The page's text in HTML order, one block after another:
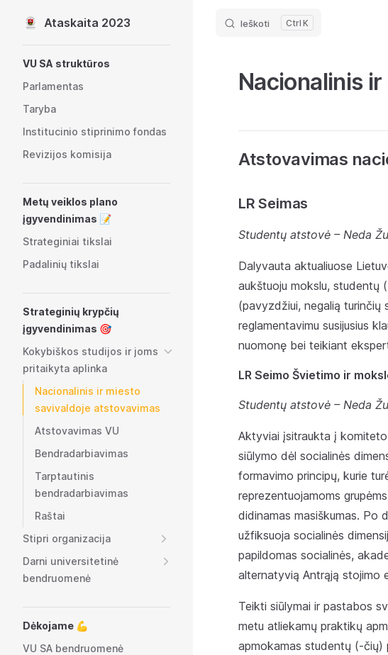
Skip to content
Ataskaita 2023 Ieškoti K
VU SA struktūros
Parlamentas
Taryba
Institucinio stiprinimo fondas
Revizijos komisija
Metų veiklos plano
įgyvendinimas 📝
Strateginiai tikslai
Padalinių tikslai
Strateginių krypčių
įgyvendinimas 🎯
Kokybiškos studijos ir joms
pritaikyta aplinka
Nacionalinis ir miesto
savivaldoje atstovavimas
Atstovavimas VU
Bendradarbiavimas
Tarptautinis
bendradarbiavimas
Raštai
Stipri organizacija
Darni universitetinė
bendruomenė
Dėkojame 💪
VU SA bendruomenė
Nacionalinis
Atstovavimas
LR Seimas
Studentų atstovė – Neda
Dalyvauta aktualiuose
aukštuoju mokslu, studentų
(pavyzdžiui, negalią
reglamentavimu susijusius
nuomonę bei teikiant
LR Seimo Švietimo ir
Studentų atstovė – Neda
Aktyviai įsitraukta į
siūlymo dėl socialinės
formavimo principų, kurie
reprezentuojamoms
didinamas masiškumas. Po
užfiksuoja socialinės
papildomas socialinės,
alternatyvią Antrąją stojimo
Teikti siūlymai ir pastabos
metu atliekamų praktikų
apmokamas studentų (-čių)